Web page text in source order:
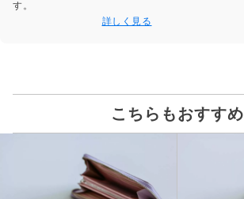
す。
詳しく見る
こちらもおすすめ